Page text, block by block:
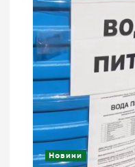
Новини